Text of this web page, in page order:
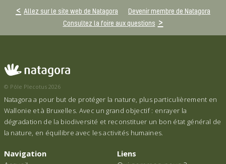
Allez sur le site web de Natagora
Devenir membre de Natagora
Consultez la foire aux questions
© Pôle Plecotus 2026
Natagora a pour but de protéger la nature, plus particulièrement en
Wallonie et à Bruxelles. Avec un grand objectif : enrayer la
dégradation de la biodiversité et reconstituer un bon état général de
la nature, en équilibre avec les activités humaines.
Navigation
Liens